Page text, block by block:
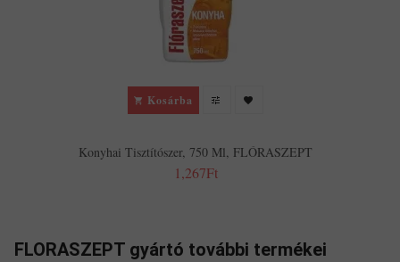
Kosárba
Konyhai Tisztítószer, 750 Ml, FLÓRASZEPT
1,267Ft
FLORASZEPT gyártó további termékei